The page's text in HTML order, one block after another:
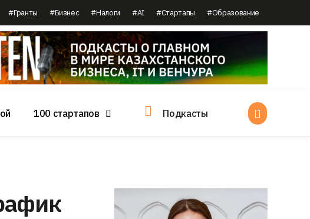
#Гранты #Бизнес #Налоги #AI #Стартапы #Образование
100 стартапов Подкасты